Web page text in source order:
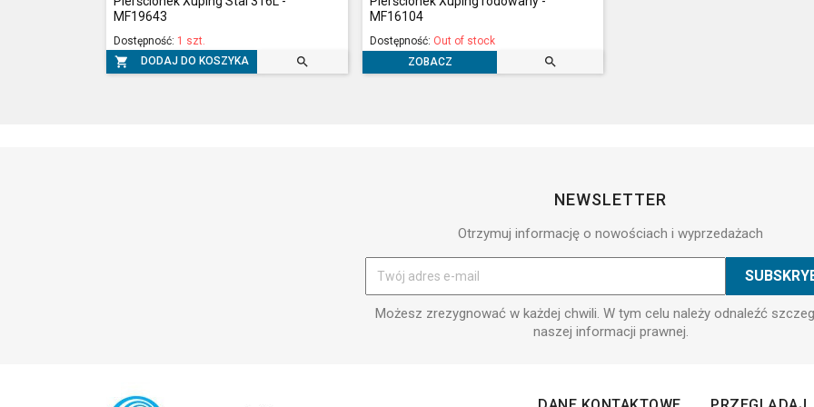
MF19643
Dostępność: 1 szt.
 DODAJ DO KOSZYKA 
MF16104
Dostępność: Out of stock
ZOBACZ

NEWSLETTER
Otrzymuj informację o nowościach i wyprzedażach
Możesz zrezygnować w każdej chwili. W tym celu należy odnaleźć
naszej informacji prawnej.